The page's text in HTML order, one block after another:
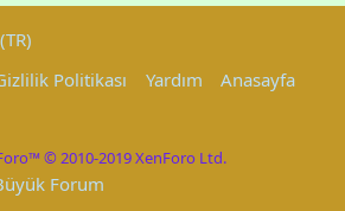
Politikası Yardım Anasayfa
© 2010-2019 XenForo Ltd.
Forum